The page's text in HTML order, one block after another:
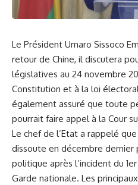
Le‍ Président Umaro Sissoco
retour de Chine, il‌ discutera
législatives au 24 ⁢novembre
Constitution et à la loi​
également assuré que toute
pourrait faire appel à la ⁣Cour
Le chef de l’Etat ‍a ‍rappelé
dissoute en décembre dernier
politique⁢ après l’incident du
Garde ⁤nationale. Les